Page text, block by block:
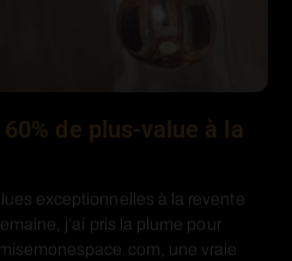
de plus-value à la
exceptionnelles à la revente
j’ai pris la plume pour
une vraie